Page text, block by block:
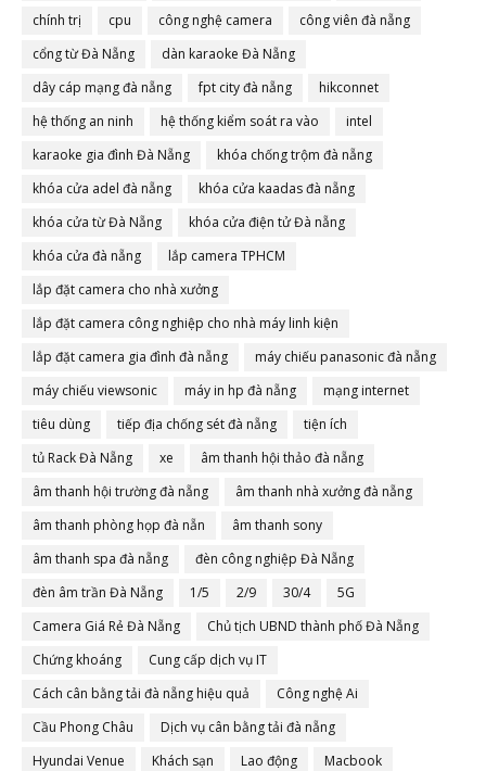
chính trị
cpu công nghệ camera
công viên đà nẵng
cổng từ Đà Nẵng
dàn karaoke Đà Nẵng
dây cáp mạng đà nẵng
fpt city đà nẵng
hikconnet
hệ thống an ninh
hệ thống kiểm soát ra vào
intel
karaoke gia đình Đà Nẵng
khóa chống trộm đà nẵng
khóa cửa adel đà nẵng
khóa cửa kaadas đà nẵng
khóa cửa từ Đà Nẵng
khóa cửa điện tử Đà nẵng
khóa cửa đà nẵng
lắp camera TPHCM
lắp đặt camera cho nhà xưởng
lắp đặt camera công nghiệp cho nhà máy linh kiện
lắp đặt camera gia đình đà nẵng
máy chiếu panasonic đà nẵng
máy chiếu viewsonic
máy in hp đà nẵng
mạng internet
tiêu dùng
tiếp địa chống sét đà nẵng
tiện ích
tủ Rack Đà Nẵng
xe
âm thanh hội thảo đà nẵng
âm thanh hội trường đà nẵng
âm thanh nhà xưởng đà nẵng
âm thanh phòng họp đà nẵn
âm thanh sony
âm thanh spa đà nẵng
đèn công nghiệp Đà Nẵng
đèn âm trần Đà Nẵng
1/5 2/9 30/4
5G
Camera Giá Rẻ Đà Nẵng
Chủ tịch UBND thành phố Đà Nẵng
Chứng khoáng
Cung cấp dịch vụ IT
Cách cân bằng tải đà nẵng hiệu quả
Công nghệ Ai
Cầu Phong Châu
Dịch vụ cân bằng tải đà nẵng
Hyundai Venue
Khách sạn Lao động
Macbook